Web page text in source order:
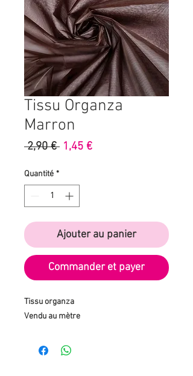
Tissu Organza
Marron
2,90 € Prix
1,45 €Prix
Quantité *
Ajouter au panier
Commander et payer
Tissu organza
Vendu au mètre